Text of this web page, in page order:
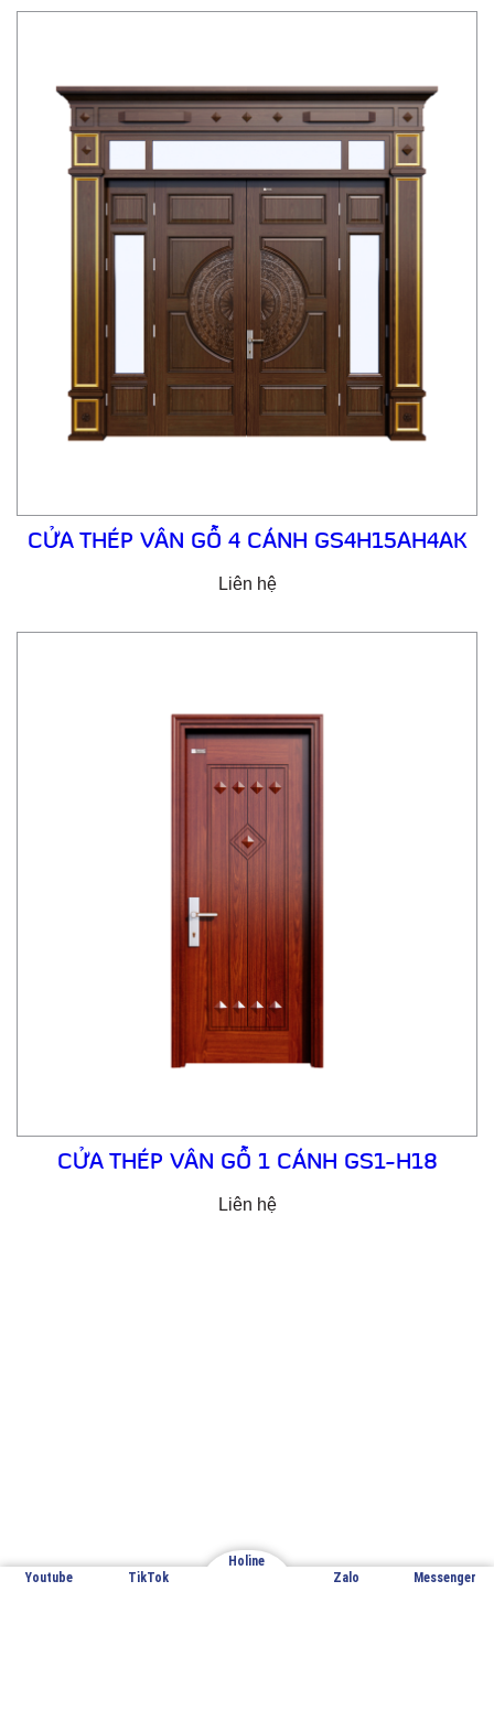
CỬA THÉP VÂN GỖ 4 CÁNH GS4H15AH4AK
Liên hệ
CỬA THÉP VÂN GỖ 1 CÁNH GS1-H18
Liên hệ
VPĐD: Đội 7 – Thượng Mỗ – Đan Phượng – Hà Nội
Youtube TikTok
Holine
Zalo
Messenger